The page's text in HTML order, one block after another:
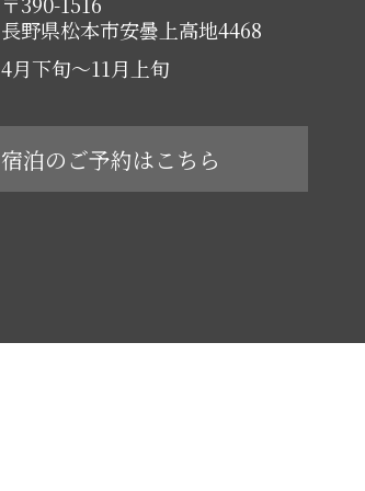
長野県松本市安曇上高地4468
4月下旬～11月上旬
宿泊のご予約はこちら